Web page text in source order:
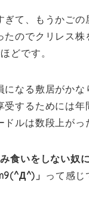
ぎて、もうかごの
たのでクリレス株
どです。
になる敷居がかな
受するためには年
ルは数段上がっ
み食いをしない奴
」 って感じ